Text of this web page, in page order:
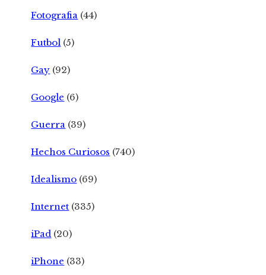
Fotografia (44)
Futbol (5)
Gay (92)
Google (6)
Guerra (39)
Hechos Curiosos (740)
Idealismo (69)
Internet (335)
iPad (20)
iPhone (33)